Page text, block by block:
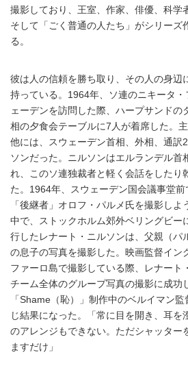
撮影しており、王室、作家、俳優、科学
そして「ごく普通の人たち」がシリーズ
る。
彼は人の信頼を勝ち取り、その人の身辺
持っている。1964年、ソ連のニキータ
ェーデンを訪問した際、ハープサンドの
相の夕食会テーブルに7人が着席した。
他には、スウェーデン首相、外相、通訳
ソンだった。ニルソンはエルランデル首
れ、このソ連独裁者と軽く会話をしたり
た。1964年、スウェーデン国会議事堂
「後継者」オロフ・パルメ氏を撮影しよ
中で、ストックホルム郊外ベリングビー
行したレナート・ニルソンは、父親（パ
の息子の写真を撮影した。映画監督イン
ファーロ島で撮影している際、レナート
チーム全体のグループ写真の撮影に成功
「Shame（恥）」制作中のベルイマン
じ結果になった。「常に目を開き、耳を
のアレンジもできない。ただシャッター
ますだけ」